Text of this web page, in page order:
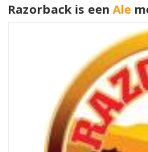
Razorback is een Ale